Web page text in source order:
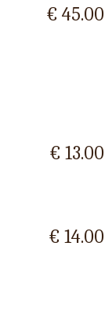
€ 45.00
€ 13.00
€ 14.00